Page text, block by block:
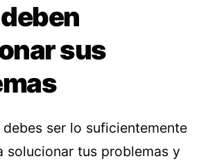
sus
ser lo suficientemente
solucionar tus problemas y